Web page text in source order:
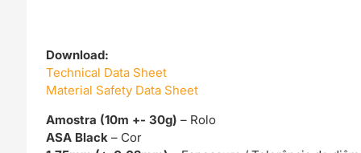
Download:
Technical Data Sheet
Material Safety Data Sheet
Amostra (10m +- 30g) – Rolo
ASA Black– Cor